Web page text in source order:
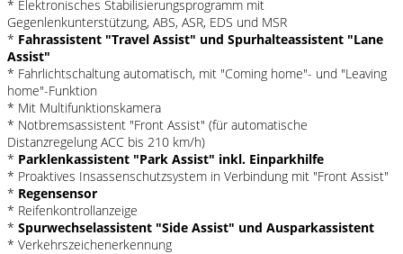
* Elektronisches Stabilisierungsprogramm mit
Gegenlenkunterstützung, ABS, ASR, EDS und MSR
* Fahrassistent "Travel Assist" und Spurhalteassistent "Lane
Assist"
* Fahrlichtschaltung automatisch, mit "Coming home"- und "Leaving
home"-Funktion
* Mit Multifunktionskamera
* Notbremsassistent "Front Assist" (für automatische
Distanzregelung ACC bis 210 km/h)
* Parklenkassistent "Park Assist" inkl. Einparkhilfe
* Proaktives Insassenschutzsystem in Verbindung mit "Front Assist"
* Regensensor
* Reifenkontrollanzeige
* Spurwechselassistent "Side Assist" und Ausparkassistent
* Verkehrszeichenerkennung